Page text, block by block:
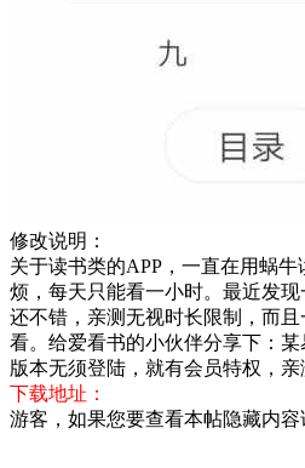
修改说明：
关于读书类的APP，一直在用蜗
烦，每天只能看一小时。最近发
还不错，亲测无视时长限制，而
看。给爱看书的小伙伴分享下：
版本无须登陆，就有会员特权，亲
下载地址：
游客，如果您要查看本帖隐藏内容